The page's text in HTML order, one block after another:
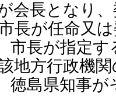
会長となり、
長が任命又
市長が指定す
地方行政機
徳島県知事が